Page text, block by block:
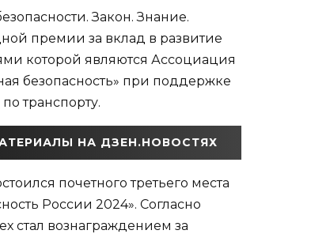
Закон. Знание.
премии за вклад в развитие
которой являются Ассоциация
безопасность» при поддержке
транспорту.
НА ДЗЕН.НОВОСТЯХ
почетного третьего места
России 2024». Согласно
стал вознаграждением за